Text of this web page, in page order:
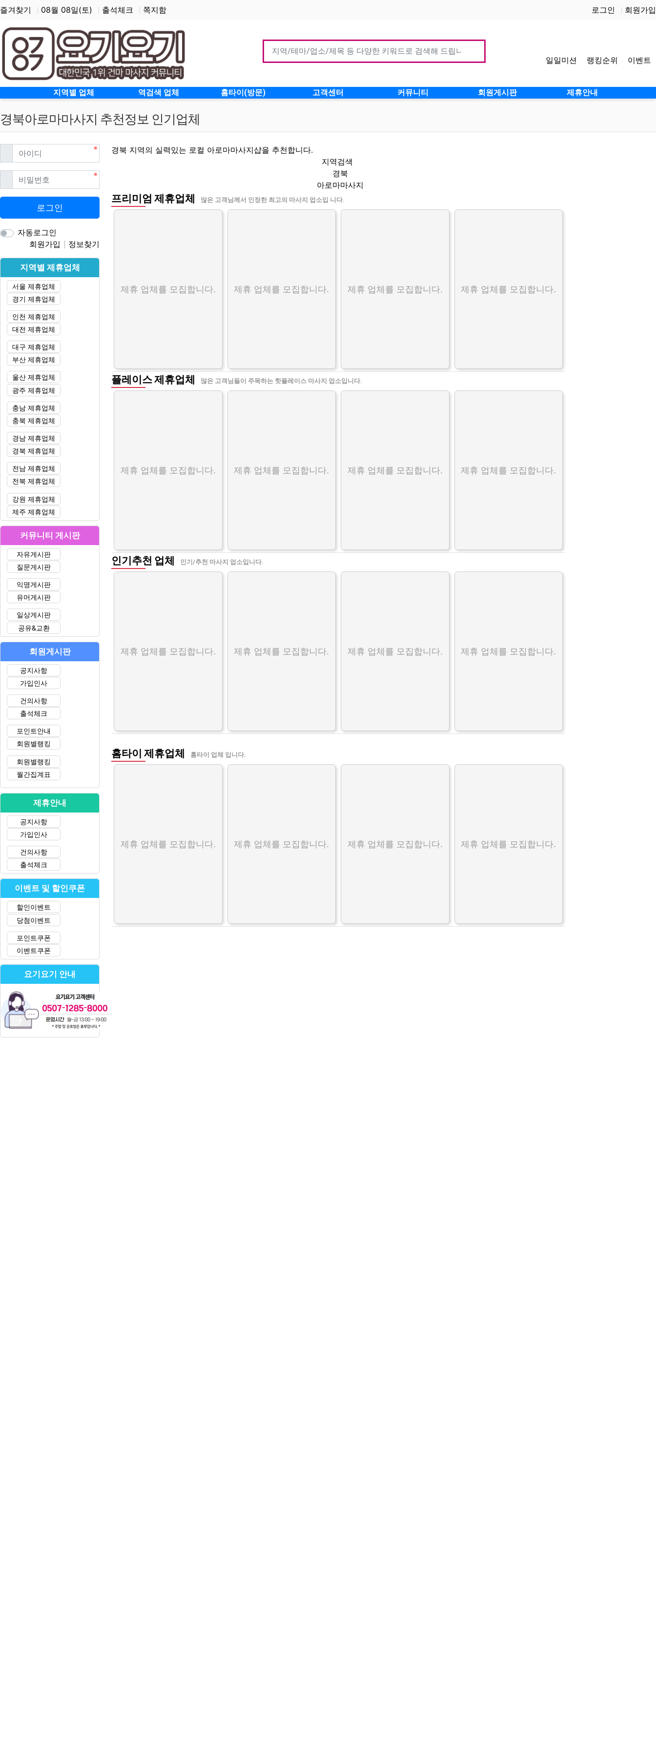
즐겨찾기 08월 08일(토) 출석체크 쪽지함 로그인 회원가입
일일미션 랭킹순위 이벤트
지역별 업체 역검색 업체 홈타이(방문) 고객센터 커뮤니티 회원게시판 제휴안내
경북아로마마사지 추천정보 인기업체
경북 지역의 실력있는 로컬 아로마마사지샵을 추천합니다.
지역검색
경북
아로마마사지
경북아로마마사지 할인정보 인기업체
프리미엄 제휴업체 많은 고객님께서 인정한 최고의 마사지 업소입 니다.
제휴 업체를 모집합니다. 제휴 업체를 모집합니다. 제휴 업체를 모집합니다. 제휴 업체를 모집합니다.
플레이스 제휴업체 많은 고객님들이 주목하는 핫플레이스 마사지 업소입니다.
제휴 업체를 모집합니다. 제휴 업체를 모집합니다. 제휴 업체를 모집합니다. 제휴 업체를 모집합니다.
인기추천 업체 인기/추천 마사지 업소입니다.
제휴 업체를 모집합니다. 제휴 업체를 모집합니다. 제휴 업체를 모집합니다. 제휴 업체를 모집합니다.
홈타이 제휴업체 홈타이 업체 입니다.
제휴 업체를 모집합니다. 제휴 업체를 모집합니다. 제휴 업체를 모집합니다. 제휴 업체를 모집합니다.
아이디필수
비밀번호필수
로그인
자동로그인
회원가입
정보찾기
지역별 제휴업체
서울 제휴업체
경기 제휴업체
인천 제휴업체
대전 제휴업체
대구 제휴업체
부산 제휴업체
울산 제휴업체
광주 제휴업체
충남 제휴업체
충북 제휴업체
경남 제휴업체
경북 제휴업체
전남 제휴업체
전북 제휴업체
강원 제휴업체
제주 제휴업체
커뮤니티 게시판
자유게시판
질문게시판
익명게시판
유머게시판
일상게시판
공유&교환
회원게시판
공지사항
가입인사
건의사항
출석체크
포인트안내
회원별랭킹
회원별랭킹
월간집계표
제휴안내
공지사항
가입인사
건의사항
출석체크
이벤트 및 할인쿠폰
할인이벤트
당첨이벤트
포인트쿠폰
이벤트쿠폰
요기요기 안내